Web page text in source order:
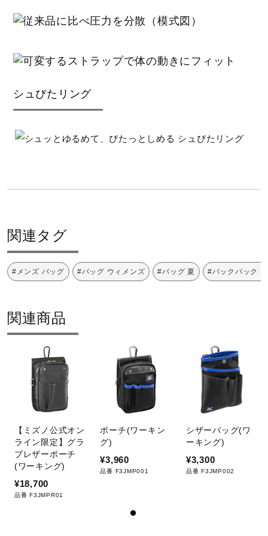
取扱店一覧
09：ブラック
素材
ベトナム製
容量
約35L
2024年春夏
シュぴたリング
関連タグ
#メンズ バッグ #バッグ ウィメンズ #バッグ 夏 #バックパック
関連商品
【ミズノ公式オン
ライン限定】グラ
ブレザーポーチ
(ワーキング)
¥18,700
品番 F3JMPR01
ポーチ(ワーキン
グ)
¥3,960
品番 F3JMP001
シザーバッグ(ワ
ーキング)
¥3,300
品番 F3JMP002